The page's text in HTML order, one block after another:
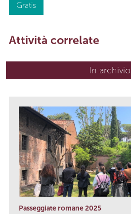
Gratis
Attività correlate
In archivio
Passeggiate romane 2025